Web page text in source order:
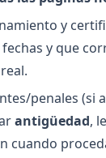
y
fechas y que
penales (si
antigüedad,
cuando